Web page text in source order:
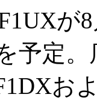
が
予定
お